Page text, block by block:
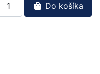
Do košíka